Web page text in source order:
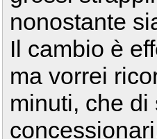
nonostante
Il cambio è
ma vorrei
minuti, che